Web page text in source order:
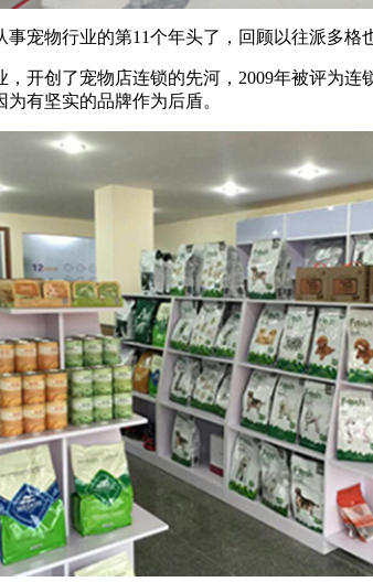
宠物行业的第11个年头了，回顾以往派多格
开创了宠物店连锁的先河，2009年被评为
有坚实的品牌作为后盾。